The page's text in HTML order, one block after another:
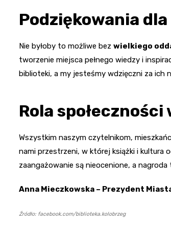
Podziękowania
Nie byłoby to możliwe bez wielkiego
tworzenie miejsca pełnego wiedzy i
biblioteki, a my jesteśmy wdzięczni za ich
Rola społeczności
Wszystkim naszym czytelnikom,
nami przestrzeni, w której książki i kultura
zaangażowanie są nieocenione, a
Anna Mieczkowska – Prezydent
Źródło: facebook.com/biblioteka.kolobrzeg